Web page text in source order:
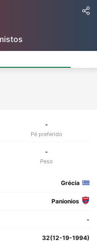
-
Pé preferido
-
Peso
Grécia
Panionios
-
32(12-19-1994)